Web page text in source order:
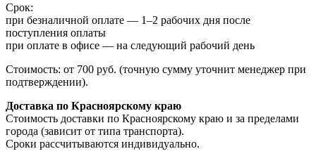
Срок:
при безналичной оплате — 1–2 рабочих дня после
поступления оплаты
при оплате в офисе — на следующий рабочий день
Стоимость: от 700 руб. (точную сумму уточнит менеджер при
подтверждении).
Доставка по Красноярскому краю
Стоимость доставки по Красноярскому краю и за пределами
города (зависит от типа транспорта).
Сроки рассчитываются индивидуально.